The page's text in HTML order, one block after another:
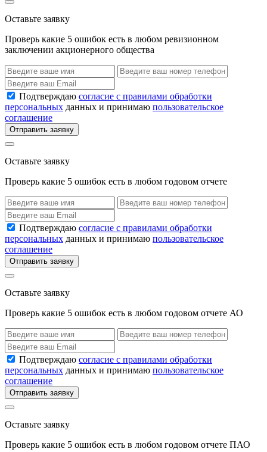
Оставьте заявку
Проверь какие 5 ошибок есть в любом ревизионном
заключении акционерного общества
Подтверждаю согласие с правилами обработки
персональных данных и принимаю пользовательское
соглашение
Отправить заявку
Оставьте заявку
Проверь какие 5 ошибок есть в любом годовом отчете
Подтверждаю согласие с правилами обработки
персональных данных и принимаю пользовательское
соглашение
Отправить заявку
Оставьте заявку
Проверь какие 5 ошибок есть в любом годовом отчете АО
Подтверждаю согласие с правилами обработки
персональных данных и принимаю пользовательское
соглашение
Отправить заявку
Оставьте заявку
Проверь какие 5 ошибок есть в любом годовом отчете ПАО